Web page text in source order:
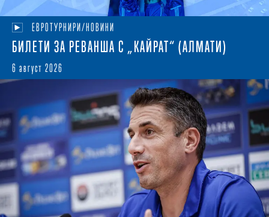
ЕВРОТУРНИРИ/НОВИНИ
БИЛЕТИ ЗА РЕВАНША С „КАЙРАТ“ (АЛМАТИ)
6 август 2026